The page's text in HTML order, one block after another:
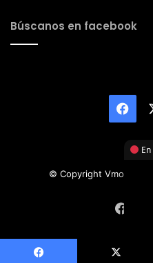
Búscanos en facebook
© Copyright Vmotor TI